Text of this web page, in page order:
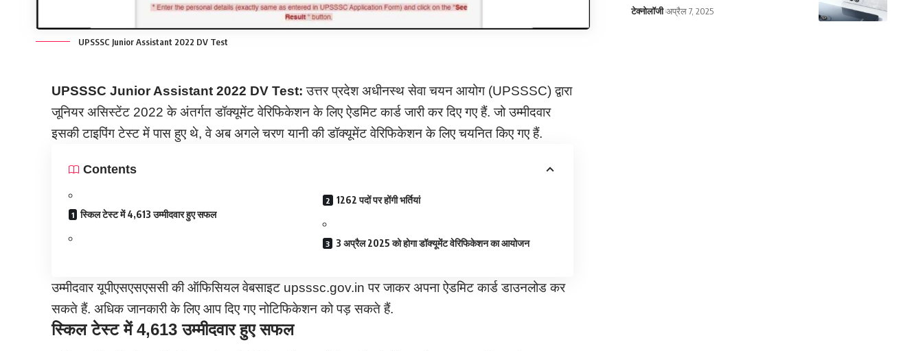
UPSSSC Junior Assistant 2022 DV Test
UPSSSC Junior Assistant2022 DV Test: उत्तर प्रदेश अधीनस्थ सेवा चयन आयोग (UPSSSC) द्वारा
जूनियर असिस्टेंट 2022 के अंतर्गत डॉक्यूमेंट वेरिफिकेशन के लिए ऐडमिट कार्ड जारी कर दिए गए हैं. जो उम्मीदवार
इसकी टाइपिंग टेस्ट में पास हुए थे, वे अब अगले चरण यानी की डॉक्यूमेंट वेरिफिकेशन के लिए चयनित किए गए हैं.
Contents
स्किल टेस्ट में 4,613 उम्मीदवार हुए सफल
1262 पदों पर होंगी भर्तियां
3 अप्रैल 2025 को होगा डॉक्यूमेंट वेरिफिकेशन का आयोजन
उम्मीदवार यूपीएसएसएससी की ऑफिसियल वेबसाइट upsssc.gov.in पर जाकर अपना ऐडमिट कार्ड डाउनलोड कर
सकते हैं. अधिक जानकारी के लिए आप दिए गए नोटिफिकेशन को पड़ सकते हैं.
स्किल टेस्ट में 4,613 उम्मीदवार हुए सफल
टेक्नोलॉजी अप्रैल 7, 2025